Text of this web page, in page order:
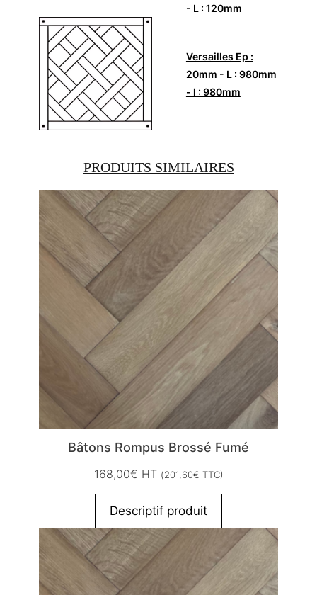
- L : 120mm
Versailles Ep :
20mm - L : 980mm
- l : 980mm
PRODUITS SIMILAIRES
Bâtons Rompus Brossé Fumé
168,00€ HT (201,60€ TTC)
Descriptif produit